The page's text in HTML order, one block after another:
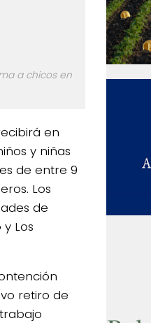
a chicos en
en
y niñas
de entre 9
Los
de
Los
retiro de